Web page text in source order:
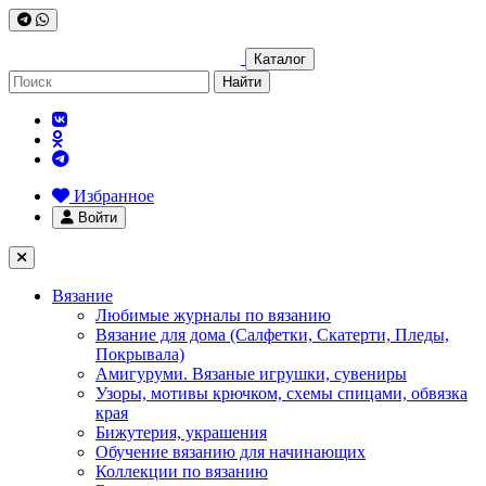
Каталог
Найти
Избранное
Войти
Вязание
Любимые журналы по вязанию
Вязание для дома (Салфетки, Скатерти, Пледы,
Покрывала)
Амигуруми. Вязаные игрушки, сувениры
Узоры, мотивы крючком, схемы спицами, обвязка
края
Бижутерия, украшения
Обучение вязанию для начинающих
Коллекции по вязанию